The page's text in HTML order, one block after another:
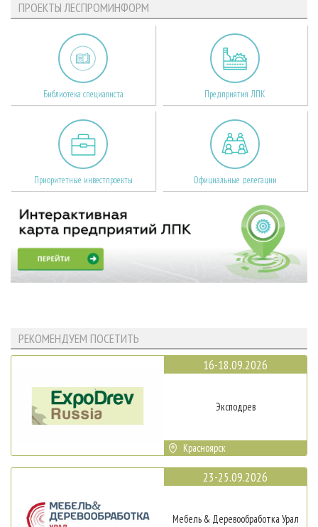
ПРОЕКТЫ ЛЕСПРОМИНФОРМ
Библиотека специалиста Предприятия ЛПК
Приоритетные инвестпроекты Официальные делегации
РЕКОМЕНДУЕМ ПОСЕТИТЬ
16-18.09.2026
Эксподрев
Красноярск
23-25.09.2026
Мебель & Деревообработка Урал